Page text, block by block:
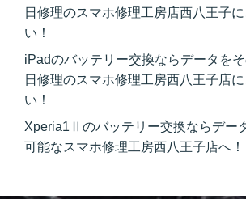
日修理のスマホ修理工房店西八王子
い！
iPadのバッテリー交換ならデータを
日修理のスマホ修理工房西八王子店
い！
Xperia1Ⅱのバッテリー交換ならデー
可能なスマホ修理工房西八王子店へ！